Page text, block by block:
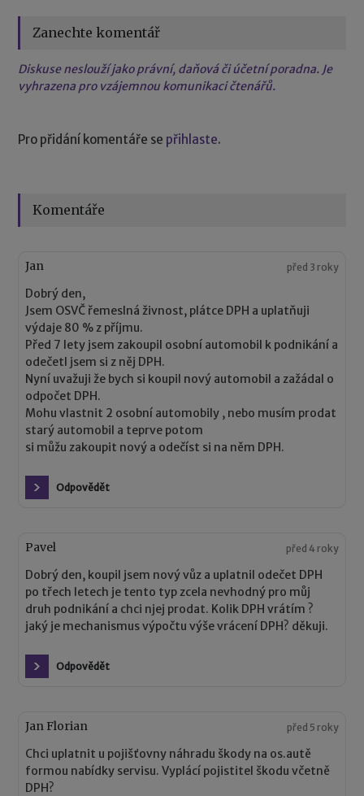
Zanechte komentář
Diskuse neslouží jako právní, daňová či účetní poradna. Je
vyhrazena pro vzájemnou komunikaci čtenářů.
Pro přidání komentáře se přihlaste.
Komentáře
Jan před 3 roky
Dobrý den,
Jsem OSVČ řemeslná živnost, plátce DPH a uplatňuji
výdaje 80 % z příjmu.
Před 7 lety jsem zakoupil osobní automobil k podnikání a
odečetl jsem si z něj DPH.
Nyní uvažuji že bych si koupil nový automobil a zažádal o
odpočet DPH.
Mohu vlastnit 2 osobní automobily , nebo musím prodat
starý automobil a teprve potom
si můžu zakoupit nový a odečíst si na něm DPH.
Odpovědět
Pavel před 4 roky
Dobrý den, koupil jsem nový vůz a uplatnil odečet DPH
po třech letech je tento typ zcela nevhodný pro můj
druh podnikání a chci njej prodat. Kolik DPH vrátím ?
jaký je mechanismus výpočtu výše vrácení DPH? děkuji.
Odpovědět
Jan Florian před 5 roky
Chci uplatnit u pojišťovny náhradu škody na os.autě
formou nabídky servisu. Vyplácí pojistitel škodu včetně
DPH?